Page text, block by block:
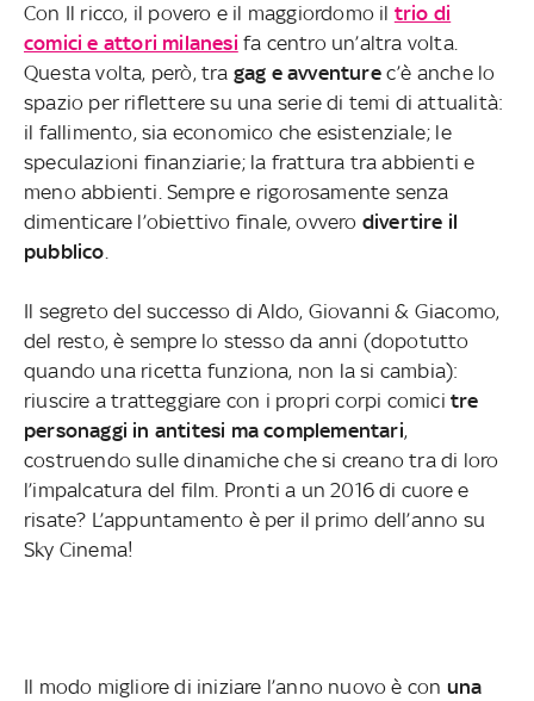
Con Il ricco, il povero e il maggiordomo il trio di
comici e attori milanesi fa centro un’altra volta.
Questa volta, però, tra gag e avventurec’è anche lo
spazio per riflettere su una serie di temi di attualità:
il fallimento, sia economico che esistenziale; le
speculazioni finanziarie; la frattura tra abbienti e
meno abbienti. Sempre e rigorosamente senza
dimenticare l’obiettivo finale, ovvero divertire il
pubblico.
Il segreto del successo di Aldo, Giovanni & Giacomo,
del resto, è sempre lo stesso da anni (dopotutto
quando una ricetta funziona, non la si cambia):
riuscire a tratteggiare con i propri corpi comici tre
personaggi in antitesi ma complementari,
costruendo sulle dinamiche che si creano tra di loro
l’impalcatura del film. Pronti a un 2016 di cuore e
risate? L’appuntamento è per il primo dell’anno su
Sky Cinema!
Il modo migliore di iniziare l’anno nuovo è con una